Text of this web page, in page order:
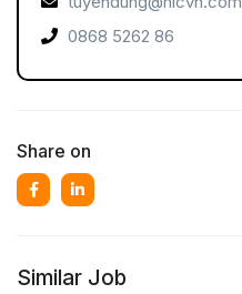
0868 5262 86
Share on
Similar Job